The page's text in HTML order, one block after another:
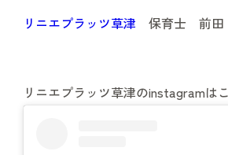
リニエプラッツ草津 保育士 前田
リニエプラッツ草津のinstagramは